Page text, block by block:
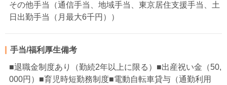
その他手当（通信手当、地域手当、東京居住支援手当、土
日出勤手当（月最大6千円））
手当/福利厚生備考
■退職金制度あり（勤続2年以上に限る）■出産祝い金（50,
000円）■育児時短勤務制度■電動自転車貸与（通勤利用